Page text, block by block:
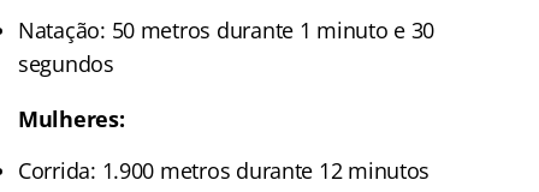
Natação: 50 metros durante 1 minuto e 30
segundos
Mulheres:
Corrida: 1.900 metros durante 12 minutos